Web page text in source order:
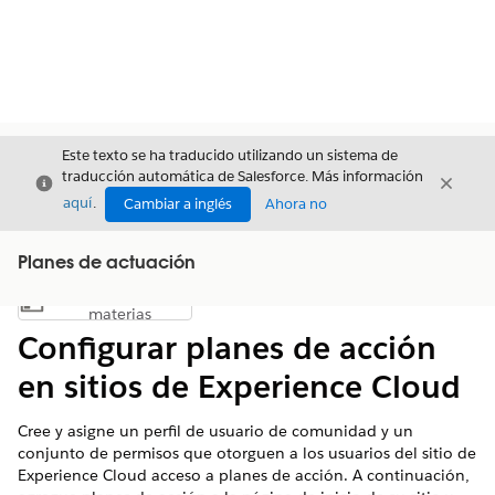
Cerrar
Este texto se ha traducido utilizando un sistema de
traducción automática de Salesforce. Más información
aquí. Cambiar a inglés Ahora no
Cerrar
Planes de actuación
Mostrar índice de materias
materias
Configurar planes de acción
en sitios de Experience Cloud
Cree y asigne un perfil de usuario de comunidad y un
conjunto de permisos que otorguen a los usuarios del sitio de
Experience Cloud acceso a planes de acción. A continuación,